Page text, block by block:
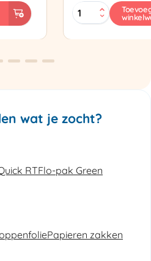
Zapak
ZP97
wat je zocht?
RTFlo-pak Green
Papieren zakken